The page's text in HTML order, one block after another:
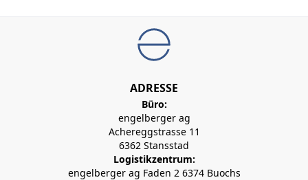
ADRESSE
Büro:
engelberger ag
Achereggstrasse 11
6362 Stansstad
Logistikzentrum:
engelberger ag Faden 2 6374 Buochs